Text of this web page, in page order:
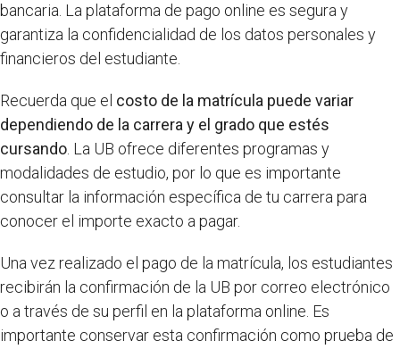
bancaria. La plataforma de pago online es segura y
garantiza la confidencialidad de los datos personales y
financieros del estudiante.
Recuerda que el costo de la matrícula puede variar
dependiendo de la carrera y el grado que estés
cursando . La UB ofrece diferentes programas y
modalidades de estudio, por lo que es importante
consultar la información específica de tu carrera para
conocer el importe exacto a pagar.
Una vez realizado el pago de la matrícula, los estudiantes
recibirán la confirmación de la UB por correo electrónico
o a través de su perfil en la plataforma online. Es
importante conservar esta confirmación como prueba de